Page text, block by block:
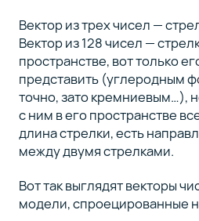
Вектор из трех чисел —
Вектор из 128 чисел —
пространстве, вот только
представить (углеродным
точно, зато кремниевым…),
с ним в его пространстве
длина стрелки, есть
между двумя стрелками.
Вот так выглядят векторы
модели, спроецированные